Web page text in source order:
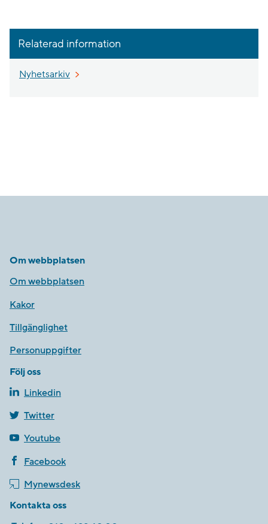
Relaterad information
Nyhetsarkiv
Om webbplatsen
Om webbplatsen
Kakor
Tillgänglighet
Personuppgifter
Följ oss
Linkedin
Twitter
Youtube
Facebook
Mynewsdesk
Kontakta oss